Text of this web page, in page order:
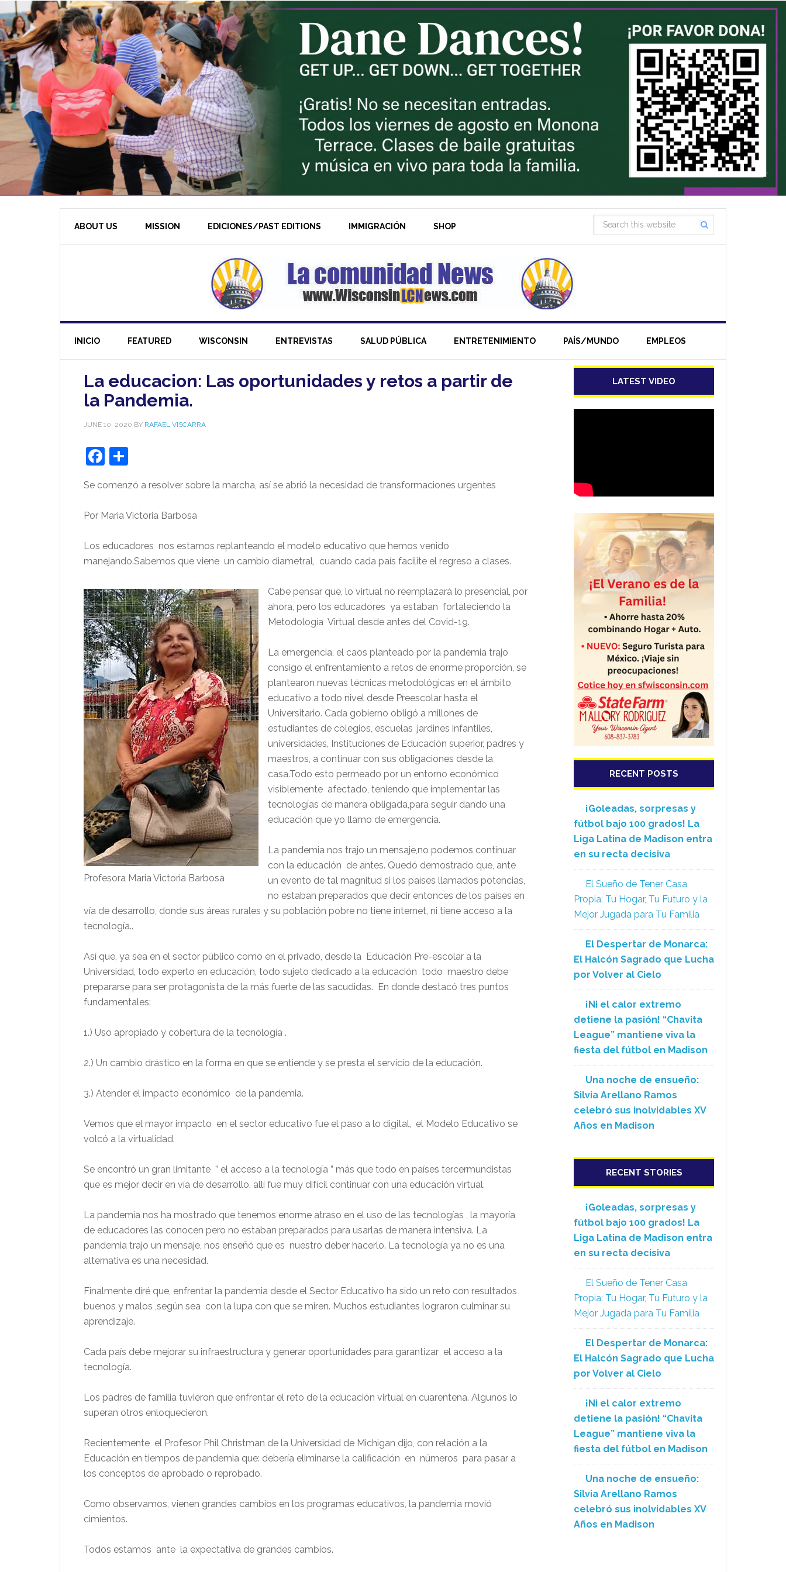
ABOUT US MISSION EDICIONES/PAST EDITIONS IMMIGRACIÓN SHOP
INICIO FEATURED WISCONSIN ENTREVISTAS SALUD PÚBLICA ENTRETENIMIENTO PAÍS/MUNDO EMPLEOS
La educacion: Las oportunidades y retos a partir de
la Pandemia.
JUNE 10, 2020 BY RAFAEL VISCARRA
Facebook
Se comenzó a resolver sobre la marcha, así se abrió la necesidad de transformaciones urgentes
Por Maria Victoria Barbosa
Los educadores nos estamos replanteando el modelo educativo que hemos venido
manejando.Sabemos que viene un cambio diametral, cuando cada país facilite el regreso a clases.
Profesora Maria Victoria Barbosa
Cabe pensar que, lo virtual no reemplazará lo presencial, por
ahora, pero los educadores ya estaban fortaleciendo la
Metodología Virtual desde antes del Covid-19.
La emergencia, el caos planteado por la pandemia trajo
consigo el enfrentamiento a retos de enorme proporción, se
plantearon nuevas técnicas metodológicas en el ámbito
educativo a todo nivel desde Preescolar hasta el
Universitario. Cada gobierno obligó a millones de
estudiantes de colegios, escuelas ,jardines infantiles,
universidades, Instituciones de Educación superior, padres y
maestros, a continuar con sus obligaciones desde la
casa.Todo esto permeado por un entorno económico
visiblemente afectado, teniendo que implementar las
tecnologías de manera obligada,para seguir dando una
educación que yo llamo de emergencia.
La pandemia nos trajo un mensaje,no podemos continuar
con la educación de antes. Quedó demostrado que, ante
un evento de tal magnitud si los países llamados potencias,
no estaban preparados que decir entonces de los países en
vía de desarrollo, donde sus áreas rurales y su población pobre no tiene internet, ni tiene acceso a la
tecnología..
Así que, ya sea en el sector público como en el privado, desde la Educación Pre-escolar a la
Universidad, todo experto en educación, todo sujeto dedicado a la educación todo maestro debe
prepararse para ser protagonista de la más fuerte de las sacudidas. En donde destacó tres puntos
fundamentales:
1.) Uso apropiado y cobertura de la tecnología .
2.) Un cambio drástico en la forma en que se entiende y se presta el servicio de la educación.
3.) Atender el impacto económico de la pandemia.
Vemos que el mayor impacto en el sector educativo fue el paso a lo digital, el Modelo Educativo se
volcó a la virtualidad.
Se encontró un gran limitante ” el acceso a la tecnología ” más que todo en países tercermundistas
que es mejor decir en vía de desarrollo, allí fue muy difícil continuar con una educación virtual.
La pandemia nos ha mostrado que tenemos enorme atraso en el uso de las tecnologías , la mayoría
de educadores las conocen pero no estaban preparados para usarlas de manera intensiva. La
pandemia trajo un mensaje, nos enseñó que es nuestro deber hacerlo. La tecnología ya no es una
alternativa es una necesidad.
Finalmente diré que, enfrentar la pandemia desde el Sector Educativo ha sido un reto con resultados
buenos y malos ,según sea con la lupa con que se miren. Muchos estudiantes lograron culminar su
aprendizaje.
Cada país debe mejorar su infraestructura y generar oportunidades para garantizar el acceso a la
tecnología.
Los padres de familia tuvieron que enfrentar el reto de la educación virtual en cuarentena. Algunos lo
superan otros enloquecieron.
Recientemente el Profesor Phil Christman de la Universidad de Michigan dijo, con relación a la
Educación en tiempos de pandemia que: debería eliminarse la calificación en números para pasar a
los conceptos de aprobado o reprobado.
Como observamos, vienen grandes cambios en los programas educativos, la pandemia movió
cimientos.
Todos estamos ante la expectativa de grandes cambios.
LATEST VIDEO
RECENT POSTS
¡Goleadas, sorpresas y
fútbol bajo 100 grados! La
Liga Latina de Madison entra
en su recta decisiva
El Sueño de Tener Casa
Propia: Tu Hogar, Tu Futuro y la
Mejor Jugada para Tu Familia
El Despertar de Monarca:
El Halcón Sagrado que Lucha
por Volver al Cielo
¡Ni el calor extremo
detiene la pasión! “Chavita
League” mantiene viva la
fiesta del fútbol en Madison
Una noche de ensueño:
Silvia Arellano Ramos
celebró sus inolvidables XV
Años en Madison
RECENT STORIES
¡Goleadas, sorpresas y
fútbol bajo 100 grados! La
Liga Latina de Madison entra
en su recta decisiva
El Sueño de Tener Casa
Propia: Tu Hogar, Tu Futuro y la
Mejor Jugada para Tu Familia
El Despertar de Monarca:
El Halcón Sagrado que Lucha
por Volver al Cielo
¡Ni el calor extremo
detiene la pasión! “Chavita
League” mantiene viva la
fiesta del fútbol en Madison
Una noche de ensueño:
Silvia Arellano Ramos
celebró sus inolvidables XV
Años en Madison